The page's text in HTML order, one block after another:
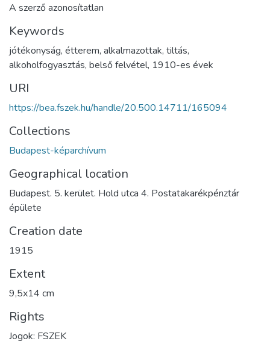
A szerző azonosítatlan
Keywords
jótékonyság, étterem, alkalmazottak, tiltás,
alkoholfogyasztás, belső felvétel, 1910-es évek
URI
https://bea.fszek.hu/handle/20.500.14711/165094
Collections
Budapest-képarchívum
Geographical location
Budapest. 5. kerület. Hold utca 4. Postatakarékpénztár
épülete
Creation date
1915
Extent
9,5x14 cm
Rights
Jogok: FSZEK